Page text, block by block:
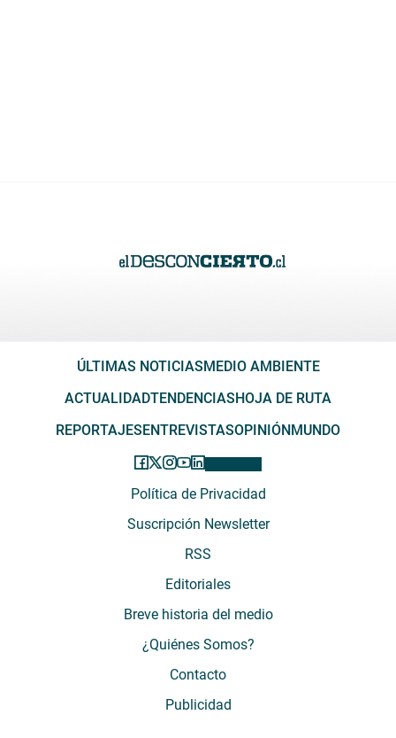
ÚLTIMAS NOTICIASMEDIO AMBIENTE
ACTUALIDADTENDENCIASHOJA DE RUTA
REPORTAJESENTREVISTASOPINIÓNMUNDO
Política de Privacidad
Suscripción Newsletter
RSS
Editoriales
Breve historia del medio
¿Quiénes Somos?
Contacto
Publicidad